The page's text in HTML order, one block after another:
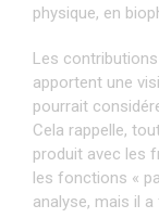
physique, en
Les
apportent une
pourrait
Cela rappelle,
produit avec les
les fonctions «
analyse, mais il